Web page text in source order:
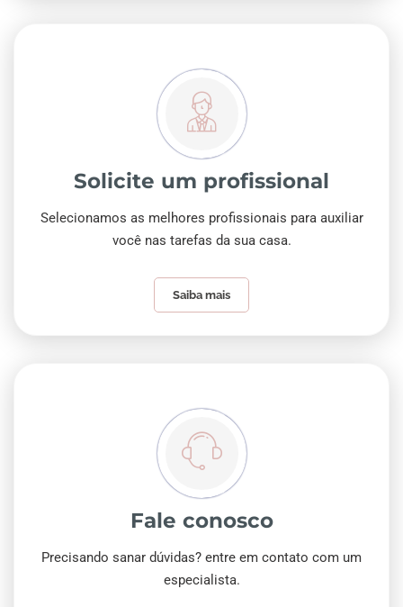
Solicite um profissional
Selecionamos as melhores profissionais para auxiliar
você nas tarefas da sua casa.
Saiba mais
Fale conosco
Precisando sanar dúvidas? entre em contato com um
especialista.